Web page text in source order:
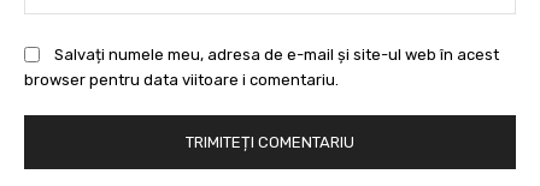
Salvați numele meu, adresa de e-mail și site-ul web în acest
browser pentru data viitoare i comentariu.